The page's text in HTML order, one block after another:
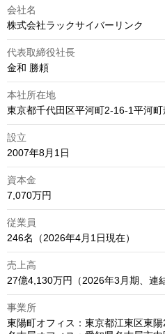
会社名
株式会社ラックサイバーリンク
代表取締役社長
金和 勝頼
本社所在地
東京都千代田区平河町2-16-1平河町
設立
2007年8月1日
資本金
7,070万円
従業員
246名（2026年4月1日現在）
売上高
27億4,130万円（2026年3月期、連結
事業所
東陽町オフィス：東京都江東区東